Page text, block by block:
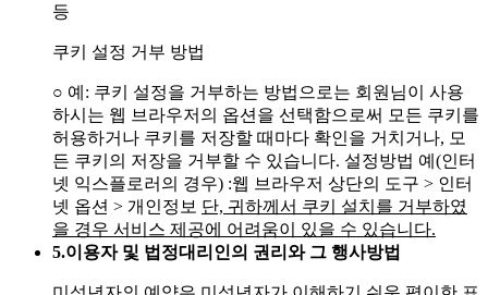
등
쿠키 설정 거부 방법
○ 예: 쿠키 설정을 거부하는 방법으로는 회원님이 사용
하시는 웹 브라우저의 옵션을 선택함으로써 모든 쿠키를
허용하거나 쿠키를 저장할 때마다 확인을 거치거나, 모
든 쿠키의 저장을 거부할 수 있습니다. 설정방법 예(인터
넷 익스플로러의 경우) :웹 브라우저 상단의 도구 > 인터
넷 옵션 > 개인정보 단, 귀하께서 쿠키 설치를 거부하였
을 경우 서비스 제공에 어려움이 있을 수 있습니다.
5.이용자 및 법정대리인의 권리와 그 행사방법